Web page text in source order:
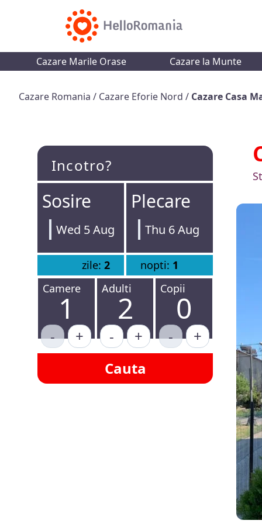
Cazare Marile Orase Cazare la Munte
Cazare Romania / Cazare Eforie Nord / Cazare Casa
Incotro?
Sosire
Wed 5 Aug
Plecare
Thu 6 Aug
zile: 2 nopti: 1
Camere
1
- +
Adulti
2
- +
Copii
0
-
+
Cauta